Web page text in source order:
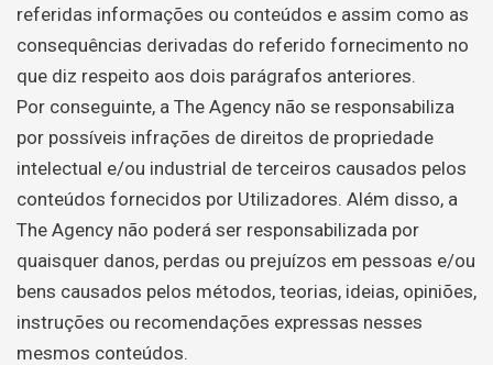
referidas informações ou conteúdos e assim como as
consequências derivadas do referido fornecimento no
que diz respeito aos dois parágrafos anteriores.
Por conseguinte, a The Agency não se responsabiliza
por possíveis infrações de direitos de propriedade
intelectual e/ou industrial de terceiros causados pelos
conteúdos fornecidos por Utilizadores. Além disso, a
The Agency não poderá ser responsabilizada por
quaisquer danos, perdas ou prejuízos em pessoas e/ou
bens causados pelos métodos, teorias, ideias, opiniões,
instruções ou recomendações expressas nesses
mesmos conteúdos.